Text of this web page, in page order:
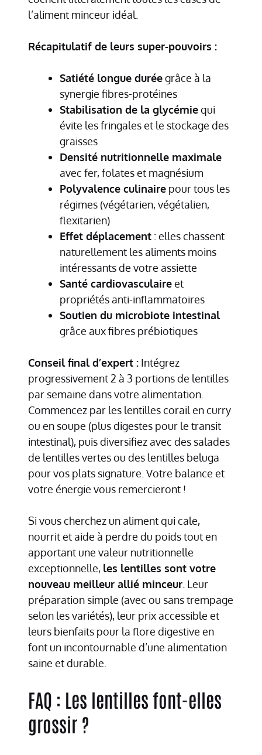
l’aliment minceur idéal.
Récapitulatif de leurs super-pouvoirs :
Satiété longue duréegrâce à la
synergie fibres-protéines
Stabilisation de la glycémiequi
évite les fringales et le stockage des
graisses
Densité nutritionnelle maximale
avec fer, folates et magnésium
Polyvalence culinaire pour tous les
régimes (végétarien, végétalien,
flexitarien)
Effet déplacement : elles chassent
naturellement les aliments moins
intéressants de votre assiette
Santé cardiovasculaireet
propriétés anti-inflammatoires
Soutien du microbiote intestinal
grâce aux fibres prébiotiques
Conseil final d’expert : Intégrez
progressivement 2 à 3 portions de lentilles
par semaine dans votre alimentation.
Commencez par les lentilles corail en curry
ou en soupe (plus digestes pour le transit
intestinal), puis diversifiez avec des salades
de lentilles vertes ou des lentilles beluga
pour vos plats signature. Votre balance et
votre énergie vous remercieront !
Si vous cherchez un aliment qui cale,
nourrit et aide à perdre du poids tout en
apportant une valeur nutritionnelle
exceptionnelle, les lentilles sont votre
nouveau meilleur allié minceur . Leur
préparation simple (avec ou sans trempage
selon les variétés), leur prix accessible et
leurs bienfaits pour la flore digestive en
font un incontournable d’une alimentation
saine et durable.
FAQ : Les lentilles font-elles
grossir ?